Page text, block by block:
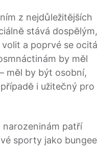
z nejdůležitějších
stává dospělým,
a poprvé se ocitá
by měl
měl by být osobní,
i užitečný pro
narozeninám patří
sporty jako bungee